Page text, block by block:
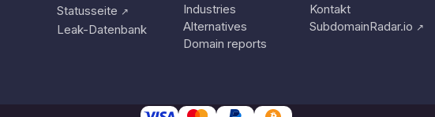
Statusseite ↗
Leak-Datenbank
Industries
Alternatives
Domain reports
Kontakt
SubdomainRadar.io ↗